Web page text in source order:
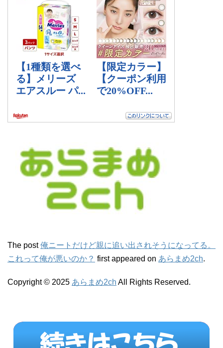
The post俺ニートだけど親に追い出されそうになってる。
これって俺が悪いのか？ first appeared on あらまめ2ch.
Copyright © 2025 あらまめ2ch All Rights Reserved.